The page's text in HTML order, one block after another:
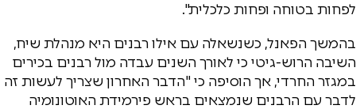
לפחות בטוחה ופחות כלכלית".
בהמשך הפאנל, כשנשאלה עם אילו רבנים היא מנהלת שיח,
השיבה הרוש-גיטי כי לאורך השנים עבדה מול רבנים בכירים
במגזר החרדי, אך הוסיפה כי "הדבר האחרון שצריך לעשות זה
לדבר עם הרבנים שנמצאים בראש פירמידת האוטונומיה